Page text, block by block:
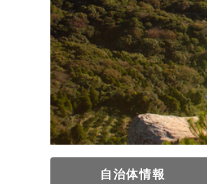
自治体情報